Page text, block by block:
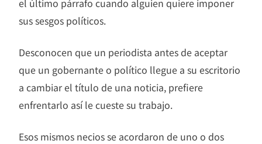
sus sesgos políticos.
Desconocen que un periodista antes de aceptar
que un gobernante o político llegue a su escritorio
a cambiar el título de una noticia, prefiere
enfrentarlo así le cueste su trabajo.
Esos mismos necios se acordaron de uno o dos